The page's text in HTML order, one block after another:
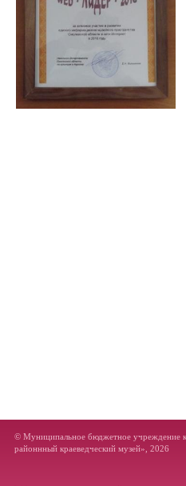
© Муниципальное бюджетное учреждение
районнный краеведческий музей», 2026